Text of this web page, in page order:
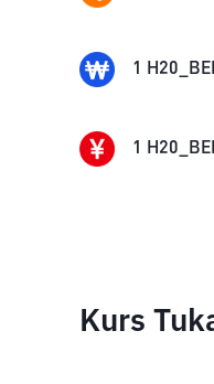
1
1
Kurs